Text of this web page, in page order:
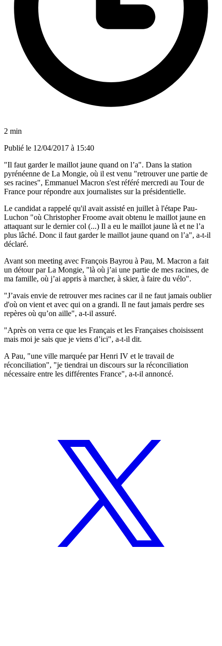
2 min
Publié le 12/04/2017 à 15:40
"Il faut garder le maillot jaune quand on l’a". Dans la station
pyrénéenne de La Mongie, où il est venu "retrouver une partie de
ses racines", Emmanuel Macron s'est référé mercredi au Tour de
France pour répondre aux journalistes sur la présidentielle.
Le candidat a rappelé qu'il avait assisté en juillet à l'étape Pau-
Luchon "où Christopher Froome avait obtenu le maillot jaune en
attaquant sur le dernier col (...) Il a eu le maillot jaune là et ne l’a
plus lâché. Donc il faut garder le maillot jaune quand on l’a", a-t-il
déclaré.
Avant son meeting avec François Bayrou à Pau, M. Macron a fait
un détour par La Mongie, "là où j’ai une partie de mes racines, de
ma famille, où j’ai appris à marcher, à skier, à faire du vélo".
"J’avais envie de retrouver mes racines car il ne faut jamais oublier
d'où on vient et avec qui on a grandi. Il ne faut jamais perdre ses
repères où qu’on aille", a-t-il assuré.
"Après on verra ce que les Français et les Françaises choisissent
mais moi je sais que je viens d’ici", a-t-il dit.
A Pau, "une ville marquée par Henri IV et le travail de
réconciliation", "je tiendrai un discours sur la réconciliation
nécessaire entre les différentes France", a-t-il annoncé.